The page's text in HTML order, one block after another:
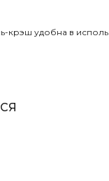
крэш удобна в